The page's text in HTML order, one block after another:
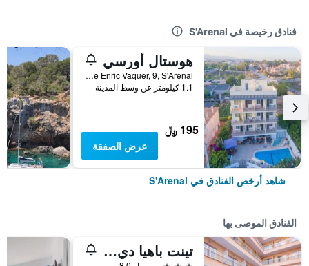
فنادق رخيصة في S'Arenal
هوستال أورسي
Calle Enric Vaquer, 9, S'Arenal, مالوركا, أسبانيا
1.1 كيلومتر عن وسط المدينة
195 ﷼
عرض الصفقة
شاهد أرخص الفنادق في S'Arenal
الفنادق الموصى بها
تينت باهيا دي بالما